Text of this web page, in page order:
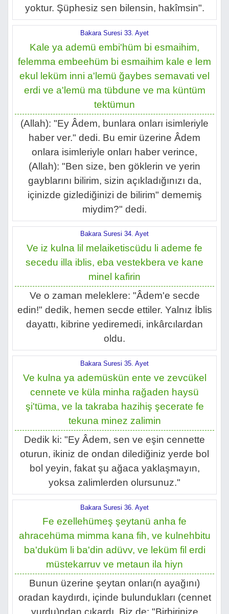
yoktur. Şüphesiz sen bilensin, hakîmsin".
Bakara Suresi 33. Ayet
Kale ya ademü embi'hüm bi esmaihim,
felemma embeehüm bi esmaihim kale e lem
ekul leküm inni a'lemü ğaybes semavati vel
erdi ve a'lemü ma tübdune ve ma küntüm
tektümun
(Allah): "Ey Âdem, bunlara onları isimleriyle
haber ver." dedi. Bu emir üzerine Âdem
onlara isimleriyle onları haber verince,
(Allah): "Ben size, ben göklerin ve yerin
gayblarını bilirim, sizin açıkladığınızı da,
içinizde gizlediğinizi de bilirim" dememiş
miydim?" dedi.
Bakara Suresi 34. Ayet
Ve iz kulna lil melaiketiscüdu li ademe fe
secedu illa iblis, eba vestekbera ve kane
minel kafirin
Ve o zaman meleklere: "Âdem'e secde
edin!" dedik, hemen secde ettiler. Yalnız İblis
dayattı, kibrine yediremedi, inkârcılardan
oldu.
Bakara Suresi 35. Ayet
Ve kulna ya ademüskün ente ve zevcükel
cennete ve küla minha rağaden haysü
şi'tüma, ve la takraba hazihiş şecerate fe
tekuna minez zalimin
Dedik ki: "Ey Âdem, sen ve eşin cennette
oturun, ikiniz de ondan dilediğiniz yerde bol
bol yeyin, fakat şu ağaca yaklaşmayın,
yoksa zalimlerden olursunuz."
Bakara Suresi 36. Ayet
Fe ezellehümeş şeytanü anha fe
ahracehüma mimma kana fih, ve kulnehbitu
ba'duküm li ba'din adüvv, ve leküm fil erdi
müstekarruv ve metaun ila hiyn
Bunun üzerine şeytan onları(n ayağını)
oradan kaydırdı, içinde bulundukları (cennet
yurdu)ndan çıkardı. Biz de: "Birbirinize